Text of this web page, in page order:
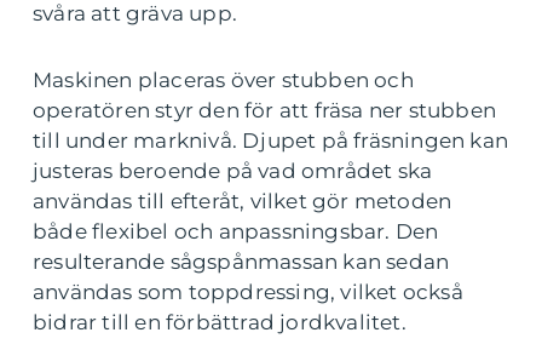
svåra att gräva upp.
Maskinen placeras över stubben och
operatören styr den för att fräsa ner stubben
till under marknivå. Djupet på fräsningen kan
justeras beroende på vad området ska
användas till efteråt, vilket gör metoden
både flexibel och anpassningsbar. Den
resulterande sågspånmassan kan sedan
användas som toppdressing, vilket också
bidrar till en förbättrad jordkvalitet.